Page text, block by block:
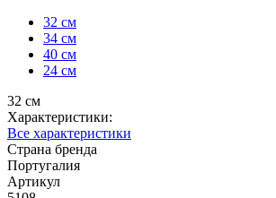
32 см
34 см
40 см
24 см
32 см
Характеристики:
Все характеристики
Страна бренда
Португалия
Артикул